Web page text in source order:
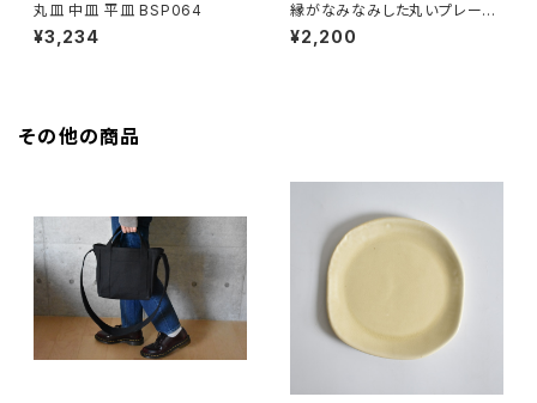
丸皿 中皿 平皿 BSP064
¥3,234
縁がなみなみした丸いプレート
中皿(白/光沢/点模様/白御影土)
¥2,200
その他の商品